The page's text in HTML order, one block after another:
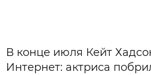
В конце июля Кейт
Интернет: актриса